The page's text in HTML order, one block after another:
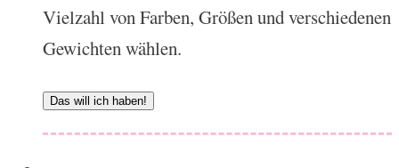
Vielzahl von Farben, Größen und verschiedenen
Gewichten wählen.
Das will ich haben!